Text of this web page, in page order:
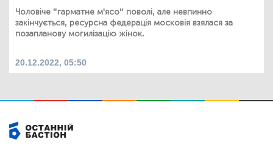
Чоловіче "гарматне м'ясо" поволі, але невпинно
закінчується, ресурсна федерація московія взялася за
позапланову могилізацію жінок.
20.12.2022, 05:50